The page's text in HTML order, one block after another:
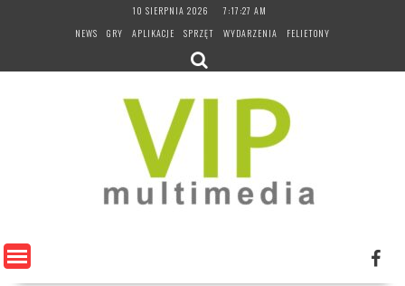
10 SIERPNIA 2026
7:17:28 AM
NEWS
GRY APLIKACJE SPRZĘT WYDARZENIA FELIETONY